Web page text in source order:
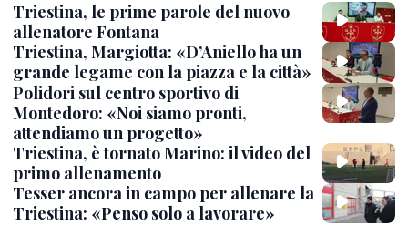
Triestina, le prime parole del nuovo
allenatore Fontana
Triestina, Margiotta: «D’Aniello ha un
grande legame con la piazza e la città»
Polidori sul centro sportivo di
Montedoro: «Noi siamo pronti,
attendiamo un progetto»
Triestina, è tornato Marino: il video del
primo allenamento
Tesser ancora in campo per allenare la
Triestina: «Penso solo a lavorare»